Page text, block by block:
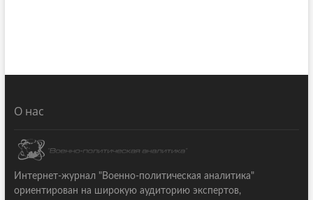
О нас
Интернет-журнал "Военно-политическая аналитика"
ориентирован на широкую аудиторию экспертов,